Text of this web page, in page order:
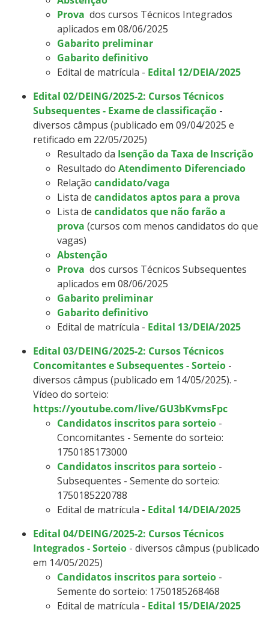
Prova dos cursos Técnicos Integrados
aplicados em 08/06/2025
Gabarito preliminar
Gabarito definitivo
Edital de matrícula - Edital 12/DEIA/2025
Edital 02/DEING/2025-2: Cursos Técnicos
Subsequentes - Exame de classificação -
diversos câmpus (publicado em 09/04/2025 e
retificado em 22/05/2025)
Resultado da Isenção da Taxa de Inscrição
Resultado do Atendimento Diferenciado
Relação candidato/vaga
Lista de candidatos aptos para a prova
Lista de candidatos que não farão a
prova (cursos com menos candidatos do que
vagas)
Abstenção
Prova dos cursos Técnicos Subsequentes
aplicados em 08/06/2025
Gabarito preliminar
Gabarito definitivo
Edital de matrícula - Edital 13/DEIA/2025
Edital 03/DEING/2025-2: Cursos Técnicos
Concomitantes e Subsequentes - Sorteio -
diversos câmpus (publicado em 14/05/2025). -
Vídeo do sorteio:
https://youtube.com/live/GU3bKvmsFpc
Candidatos inscritos para sorteio -
Concomitantes - Semente do sorteio:
1750185173000
Candidatos inscritos para sorteio -
Subsequentes - Semente do sorteio:
1750185220788
Edital de matrícula - Edital 14/DEIA/2025
Edital 04/DEING/2025-2: Cursos Técnicos
Integrados - Sorteio - diversos câmpus (publicado
em 14/05/2025)
Candidatos inscritos para sorteio -
Semente do sorteio: 1750185268468
Edital de matrícula - Edital 15/DEIA/2025